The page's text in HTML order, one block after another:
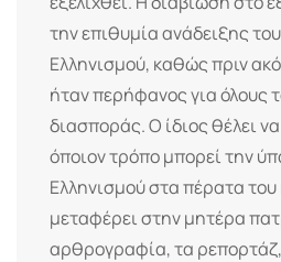
την επιθυμία ανάδειξης
Ελληνισμού, καθώς πριν
ήταν περήφανος για όλους
διασποράς. Ο ίδιος θέλει
όποιον τρόπο μπορεί την
Ελληνισμού στα πέρατα του
μεταφέρει στην μητέρα
αρθρογραφία, τα ρεπορτάζ,